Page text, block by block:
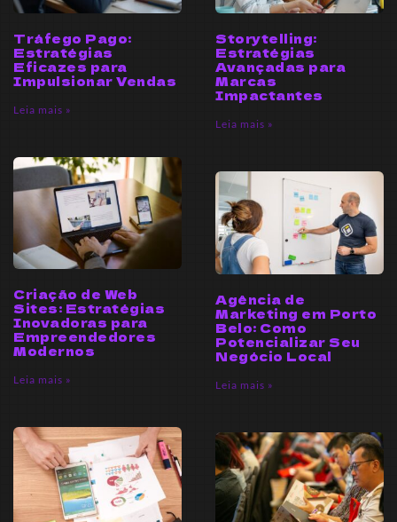
Tráfego Pago:
Estratégias
Eficazes para
Impulsionar Vendas
Leia mais »
Storytelling:
Estratégias
Avançadas para
Marcas
Impactantes
Leia mais »
Criação de Web
Sites: Estratégias
Inovadoras para
Empreendedores
Modernos
Leia mais »
Agência de
Marketing em Porto
Belo: Como
Potencializar Seu
Negócio Local
Leia mais »